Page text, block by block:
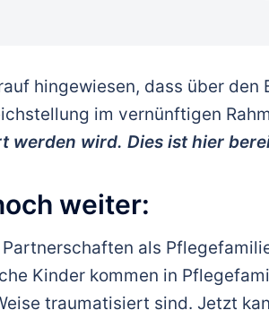
hingewiesen, dass über den
im vernünftigen
werden wird. Dies ist hier
weiter:
als
Kinder kommen in
traumatisiert sind. Jetzt